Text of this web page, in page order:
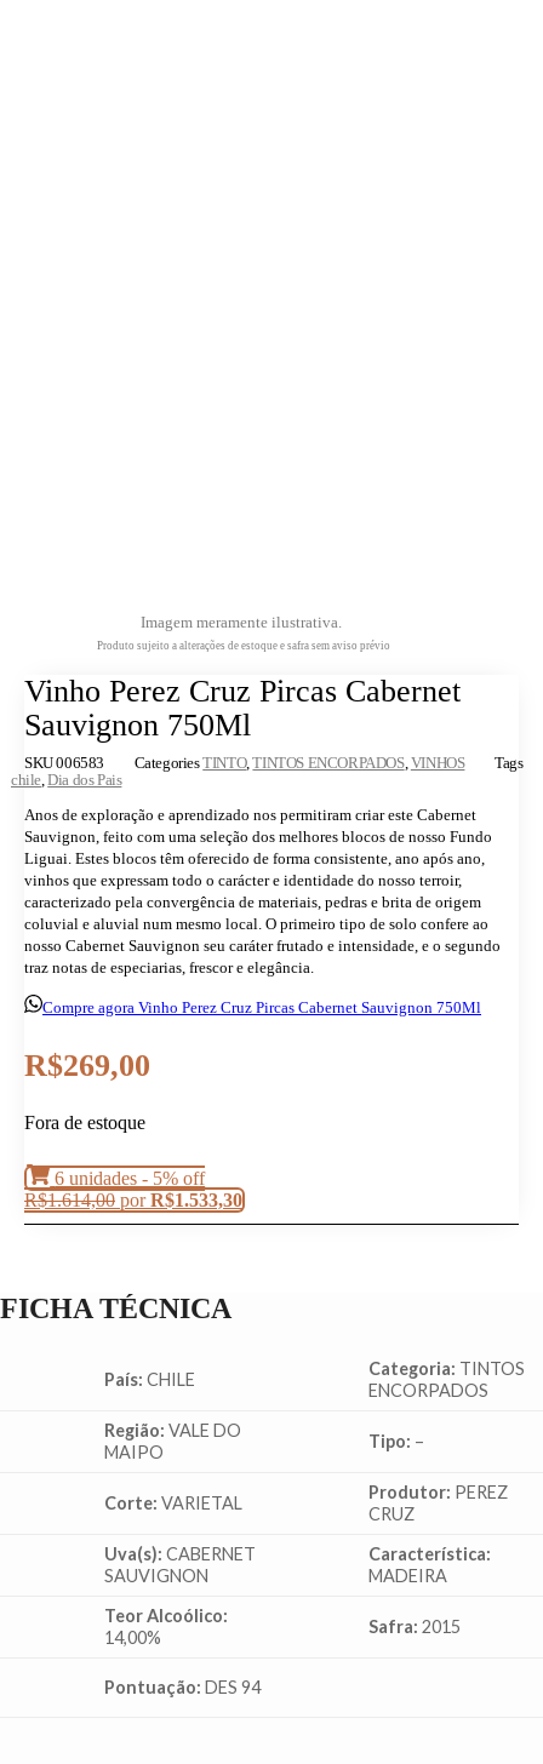
Imagem meramente ilustrativa.
Produto sujeito a alterações de estoque e safra sem aviso prévio
Vinho Perez Cruz Pircas Cabernet
Sauvignon 750Ml
SKU006583 CategoriesTINTO,TINTOS ENCORPADOS,VINHOS
Tags
chile,Dia dos Pais
Anos de exploração e aprendizado nos permitiram criar este Cabernet
Sauvignon, feito com uma seleção dos melhores blocos de nosso Fundo
Liguai. Estes blocos têm oferecido de forma consistente, ano após ano,
vinhos que expressam todo o carácter e identidade do nosso terroir,
caracterizado pela convergência de materiais, pedras e brita de origem
coluvial e aluvial num mesmo local. O primeiro tipo de solo confere ao
nosso Cabernet Sauvignon seu caráter frutado e intensidade, e o segundo
traz notas de especiarias, frescor e elegância.
Compre agora Vinho Perez Cruz Pircas Cabernet Sauvignon 750Ml
R$269,00
Fora de estoque
6 unidades - 5% off
R$1.614,00 porR$1.533,30
FICHA TÉCNICA
País: CHILE
Categoria: TINTOS
ENCORPADOS
Região: VALE DO
MAIPO
Tipo: –
Corte: VARIETAL
Produtor: PEREZ
CRUZ
Uva(s): CABERNET
SAUVIGNON
Característica:
MADEIRA
Teor Alcoólico:
14,00%
Safra: 2015
Pontuação: DES 94